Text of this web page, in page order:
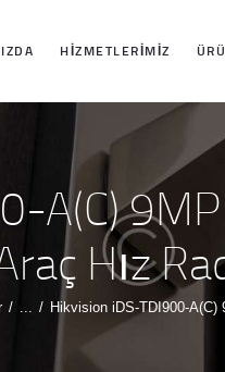
HIZMETLERIMIZ
A(C)
Hız
... Hikvision iDS-TDI900-A(C)